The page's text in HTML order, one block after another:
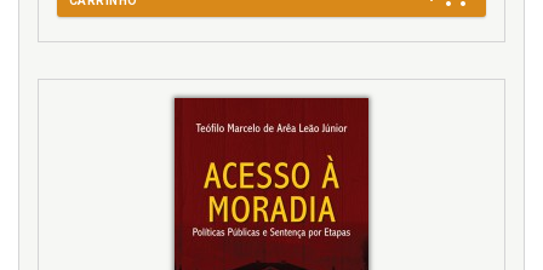
Escola indígena. Reflexões críticas sobre o
referencial curricular nacional para as escolas
Escola indígena. Um olhar pedagógico sobre o
referencial curricular nacional para as escolas
Etnoeducacional. Territórios etnoeducacionais, p. 33